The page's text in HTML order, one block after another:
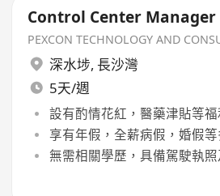
Control Center Manager
深水埗, 長沙灣
5天/週
設有酌情花紅，醫藥津貼等福
享有年假，全薪病假，婚假
無需相關學歷，具備駕駛執